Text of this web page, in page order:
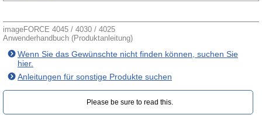
imageFORCE 4045 / 4030 / 4025
Anwenderhandbuch (Produktanleitung)
Wenn Sie das Gewünschte nicht finden können, suchen Sie
hier.
Anleitungen für sonstige Produkte suchen
Please be sure to read this.‎